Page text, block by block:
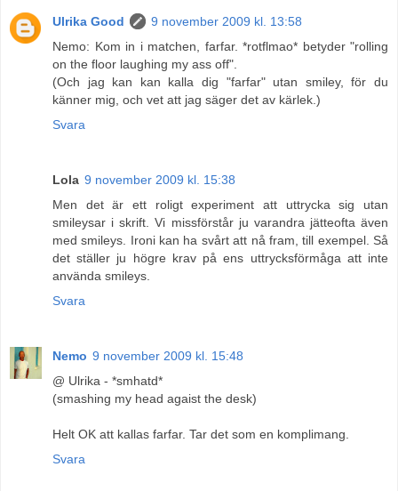
Ulrika Good
9 november 2009 kl. 13:58
Nemo: Kom in i matchen, farfar. *rotflmao* betyder "rolling
on the floor laughing my ass off".
(Och jag kan kan kalla dig "farfar" utan smiley, för du
känner mig, och vet att jag säger det av kärlek.)
Svara
Lola 9 november 2009 kl. 15:38
Men det är ett roligt experiment att uttrycka sig utan
smileysar i skrift. Vi missförstår ju varandra jätteofta även
med smileys. Ironi kan ha svårt att nå fram, till exempel. Så
det ställer ju högre krav på ens uttrycksförmåga att inte
använda smileys.
Svara
Nemo 9 november 2009 kl. 15:48
@ Ulrika - *smhatd*
(smashing my head agaist the desk)
Helt OK att kallas farfar. Tar det som en komplimang.
Svara